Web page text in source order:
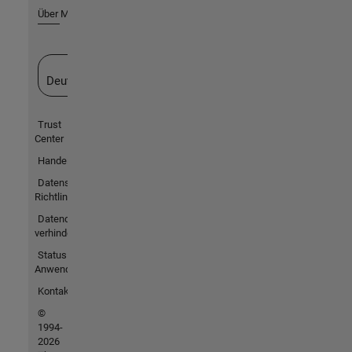
Über MathWorks
Deutschland
Trust
Center
Handelsmarken
Datenschutz-
Richtlinien
Datendiebstahl
verhindern
Status von
Anwendungen
Kontakt
©
1994-
2026